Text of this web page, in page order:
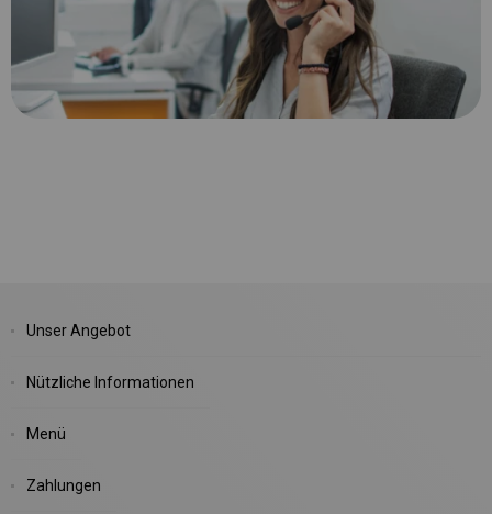
Unser Angebot
Nützliche Informationen
Menü
Zahlungen